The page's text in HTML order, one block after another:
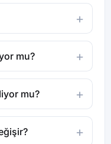
mu?
mu?